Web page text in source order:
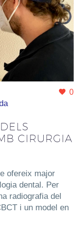
0
CIRURGIA
ofereix major
dental. Per
radiografia del
i un model en